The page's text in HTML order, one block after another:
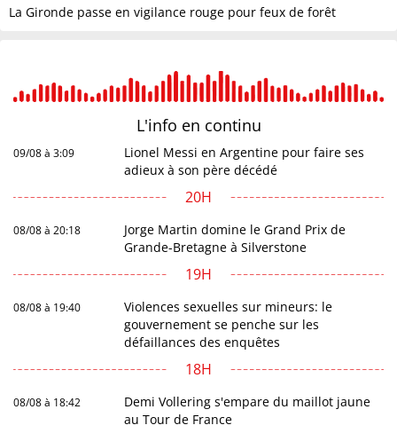
La Gironde passe en vigilance rouge pour feux de forêt
L'info en continu
09/08 à 3:09
Lionel Messi en Argentine pour faire ses
adieux à son père décédé
20H
08/08 à 20:18
Jorge Martin domine le Grand Prix de
Grande-Bretagne à Silverstone
19H
08/08 à 19:40
Violences sexuelles sur mineurs: le
gouvernement se penche sur les
défaillances des enquêtes
18H
08/08 à 18:42
Demi Vollering s'empare du maillot jaune
au Tour de France